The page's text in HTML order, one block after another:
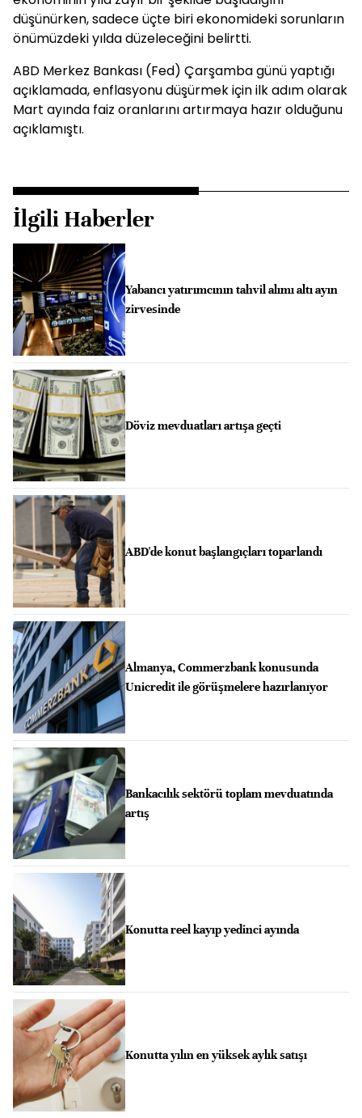
düşünürken, sadece üçte biri ekonomideki sorunların
önümüzdeki yılda düzeleceğini belirtti.
ABD Merkez Bankası (Fed) Çarşamba günü yaptığı
açıklamada, enflasyonu düşürmek için ilk adım olarak
Mart ayında faiz oranlarını artırmaya hazır olduğunu
açıklamıştı.
İlgili Haberler
Yabancı yatırımcının tahvil alımı altı ayın
zirvesinde
Döviz mevduatları artışa geçti
ABD'de konut başlangıçları toparlandı
Almanya, Commerzbank konusunda
Unicredit ile görüşmelere hazırlanıyor
Bankacılık sektörü toplam mevduatında
artış
Konutta reel kayıp yedinci ayında
Konutta yılın en yüksek aylık satışı